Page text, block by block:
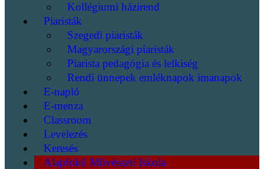
Kollégiumi házirend
Piaristák
Szegedi piaristák
Magyarországi piaristák
Piarista pedagógia és lelkiség
Rendi ünnepek emléknapok imanapok
E-napló
E-menza
Classroom
Levelezés
Keresés
Alapfokú Művészeti Iskola